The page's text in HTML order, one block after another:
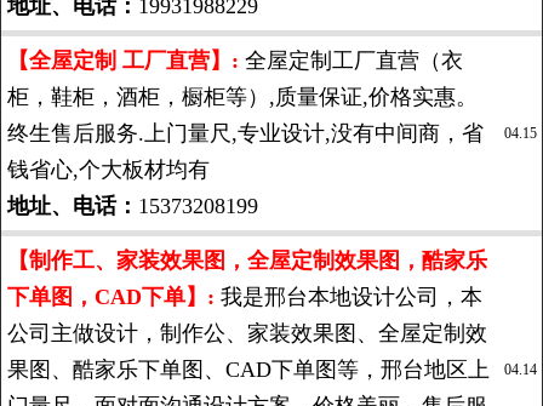
地址、电话： 19931988229
【全屋定制 工厂直营】: 全屋定制工厂直营（衣
柜，鞋柜，酒柜，橱柜等）,质量保证,价格实惠。
终生售后服务.上门量尺,专业设计,没有中间商，省
钱省心,个大板材均有
地址、电话： 15373208199
04.15
【制作工、家装效果图，全屋定制效果图，酷家乐
下单图，CAD下单】: 我是邢台本地设计公司，本
公司主做设计，制作公、家装效果图、全屋定制效
果图、酷家乐下单图、CAD下单图等，邢台地区上
04.14